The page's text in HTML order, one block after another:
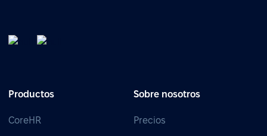
Productos
CoreHR
Sobre nosotros
Precios